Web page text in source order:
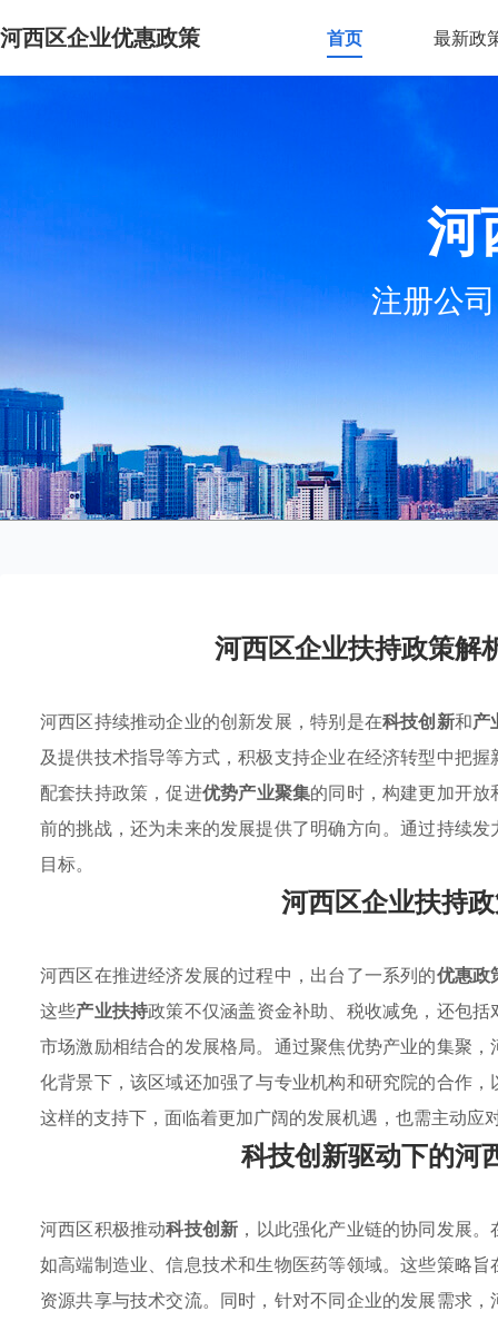
河西区企业优惠政策 首页 最新政
河
注册公
河西区企业扶持政策解
河西区持续推动企业的创新发展，特别是在科技创新和产
及提供技术指导等方式，积极支持企业在经济转型中把
配套扶持政策，促进优势产业聚集的同时，构建更加开
前的挑战，还为未来的发展提供了明确方向。通过持续
目标。
河西区企业扶持
河西区在推进经济发展的过程中，出台了一系列的优惠政
这些产业扶持政策不仅涵盖资金补助、税收减免，还包
市场激励相结合的发展格局。通过聚焦优势产业的集聚
化背景下，该区域还加强了与专业机构和研究院的合作
这样的支持下，面临着更加广阔的发展机遇，也需主动应
科技创新驱动下的河
河西区积极推动科技创新 ，以此强化产业链的协同发展
如高端制造业、信息技术和生物医药等领域。这些策略
资源共享与技术交流。同时，针对不同企业的发展需求